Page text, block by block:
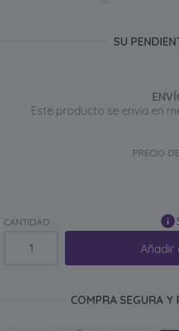
SU
Este producto se envía en
PRECIO
CANTIDAD:
Añadir
COMPRA SEGURA Y